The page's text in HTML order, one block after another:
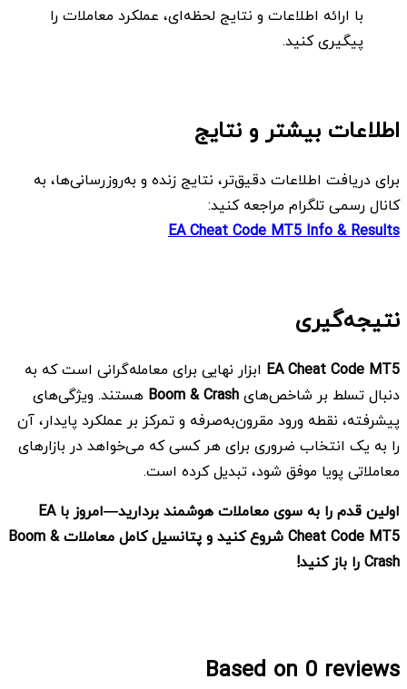
با ارائه اطلاعات و نتایج لحظه‌ای، عملکرد معاملات را
پیگیری کنید.
اطلاعات بیشتر و نتایج
برای دریافت اطلاعات دقیق‌تر، نتایج زنده و به‌روزرسانی‌ها، به
کانال رسمی تلگرام مراجعه کنید:
EA Cheat Code MT5 Info & Results
نتیجه‌گیری
EA Cheat Code MT5 ابزار نهایی برای معامله‌گرانی است که به
دنبال تسلط بر شاخص‌هایBoom & Crash هستند. ویژگی‌های
پیشرفته، نقطه ورود مقرون‌به‌صرفه و تمرکز بر عملکرد پایدار، آن
را به یک انتخاب ضروری برای هر کسی که می‌خواهد در بازارهای
معاملاتی پویا موفق شود، تبدیل کرده است.
اولین قدم را به سوی معاملات هوشمند بردارید—امروز با EA
Cheat Code MT5شروع کنید و پتانسیل کامل معاملاتBoom &
Crashرا باز کنید!
Based on 0 reviews